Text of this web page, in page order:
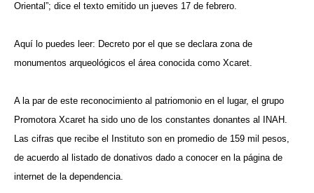
Oriental”; dice el texto emitido un jueves 17 de febrero.
Aquí lo puedes leer: Decreto por el que se declara zona de
monumentos arqueológicos el área conocida como Xcaret.
A la par de este reconocimiento al patriomonio en el lugar, el grupo
Promotora Xcaret ha sido uno de los constantes donantes al INAH.
Las cifras que recibe el Instituto son en promedio de 159 mil pesos,
de acuerdo al listado de donativos dado a conocer en la página de
internet de la dependencia.